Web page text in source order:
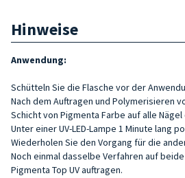
Hinweise
Anwendung:
Schütteln Sie die Flasche vor der
Nach dem Auftragen und Polymerisieren
Schicht von Pigmenta Farbe auf alle
Unter einer UV-LED-Lampe 1 Minute lang
Wiederholen Sie den Vorgang für die
Noch einmal dasselbe Verfahren auf
Pigmenta Top UV auftragen.